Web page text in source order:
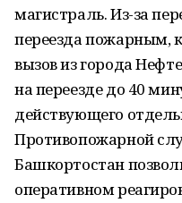
магистраль. Из-за
переезда пожарным,
вызов из города
на переезде до 40
действующего
Противопожарной
Башкортостан
оперативном